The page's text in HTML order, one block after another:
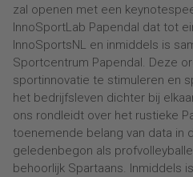
zal openen met een
InnoSportLab Papendal dat tot
InnoSportsNL en inmiddels is
Sportcentrum Papendal. Deze
sportinnovatie te stimuleren en
het bedrijfsleven dichter bij
ons rondleidt over het rustieke
toenemende belang van data in
geledenbegon als
behoorlijk Spartaans. Inmiddels